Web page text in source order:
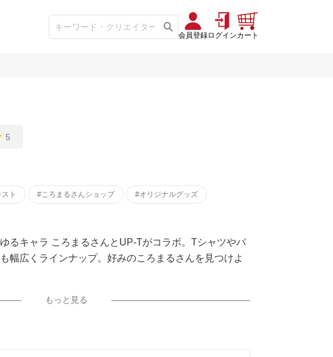
会員登録ログインカート
5
ト #ころまるさんショップ #オリジナルグッズ
るキャラ ころまるさんとUP-Tがコラボ。Tシャツやパ
幅広くラインナップ。好みのころまるさんを見つけよ
もっと見る